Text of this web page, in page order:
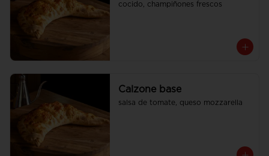
cocido, champiñones frescos
Calzone base
salsa de tomate, queso mozzarella